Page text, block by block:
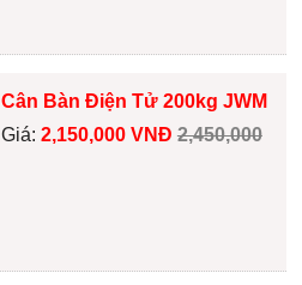
Cân Bàn Điện Tử 200kg JWM
Giá: 2,150,000 VNĐ 2,450,000